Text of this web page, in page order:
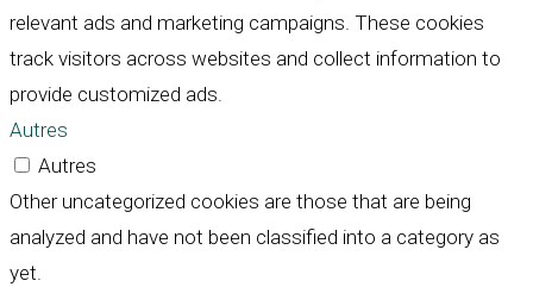
relevant ads and marketing campaigns. These cookies
track visitors across websites and collect information to
provide customized ads.
Autres
Autres
Other uncategorized cookies are those that are being
analyzed and have not been classified into a category as
yet.